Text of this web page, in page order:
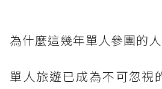
為什麼這幾年單人參團的
單人旅遊已成為不可忽視